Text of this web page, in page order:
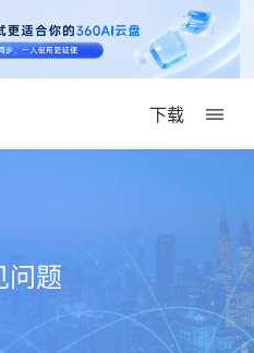
下载
问题